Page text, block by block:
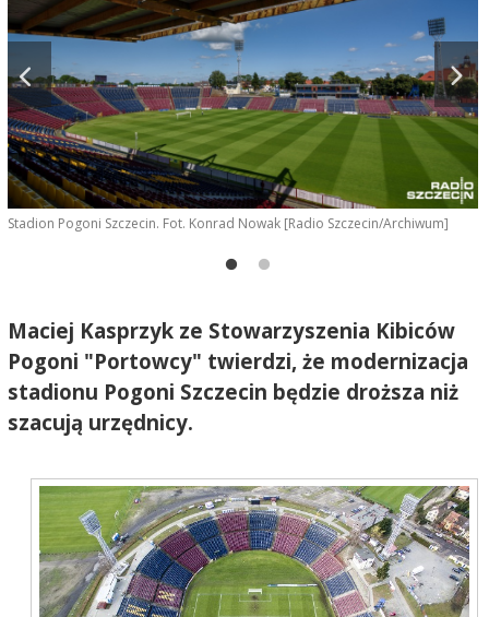
Stadion Pogoni Szczecin. Fot. Konrad Nowak [Radio Szczecin/Archiwum]
Maciej Kasprzyk ze Stowarzyszenia Kibiców
Pogoni "Portowcy" twierdzi, że modernizacja
stadionu Pogoni Szczecin będzie droższa niż
szacują urzędnicy.